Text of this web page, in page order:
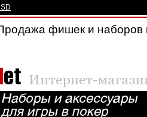
фишек и наборов